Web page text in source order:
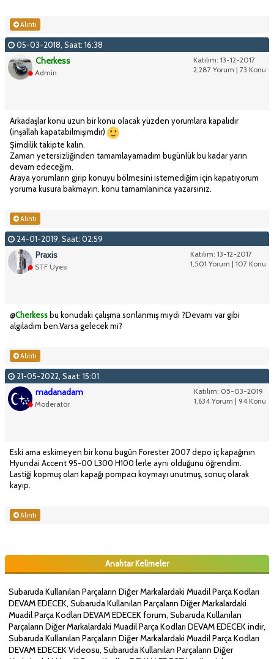
Alıntı
05-03-2018, Saat: 16:38
Katılım: 13-12-2017
2,287 Yorum | 73 Konu
Cherkess
Admin
Arkadaşlar konu uzun bir konu olacak yüzden yorumlara kapalıdır
(inşallah kapatabilmişimdir)
Şimdilik takipte kalın.
Zaman yetersizliğinden tamamlayamadım bugünlük bu kadar yarın
devam edeceğim.
Araya yorumların girip konuyu bölmesini istemediğim için kapatıyorum
yoruma kusura bakmayın. konu tamamlanınca yazarsınız.
Alıntı
24-01-2019, Saat: 02:59
Katılım: 13-12-2017
1,501 Yorum | 107 Konu
Praxis
STF Üyesi
@Cherkess bu konudaki çalışma sonlanmış mıydı ?Devamı var gibi
algıladım ben.Varsa gelecek mi?
Alıntı
21-05-2022, Saat: 15:01
Katılım: 05-03-2019
1,634 Yorum | 94 Konu
madanadam
Moderatör
Eski ama eskimeyen bir konu bugün Forester 2007 depo iç kapağının
Hyundai Accent 95-00 L300 H100 lerle aynı olduğunu öğrendim.
Lastiği kopmuş olan kapağı pompacı koymayı unutmuş, sonuç olarak
kayıp.
Alıntı
Anahtar Kelimeler
Subaruda Kullanılan Parçaların Diğer Markalardaki Muadil Parça Kodları
DEVAM EDECEK, Subaruda Kullanılan Parçaların Diğer Markalardaki
Muadil Parça Kodları DEVAM EDECEK forum, Subaruda Kullanılan
Parçaların Diğer Markalardaki Muadil Parça Kodları DEVAM EDECEK indir,
Subaruda Kullanılan Parçaların Diğer Markalardaki Muadil Parça Kodları
DEVAM EDECEK Videosu, Subaruda Kullanılan Parçaların Diğer